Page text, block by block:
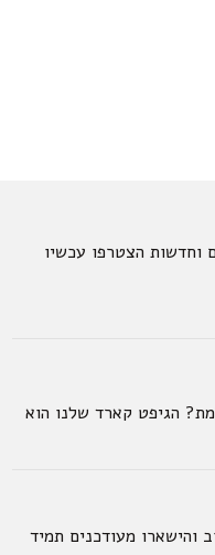
וחדשות הצטרפו עכשיו
הגיפט קארד שלנו הוא
והישארו מעודכנים תמיד